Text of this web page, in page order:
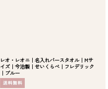
レオ・レオニ｜名入れバースタオル｜Mサ
イズ｜今治製｜せいくらべ｜フレデリック
｜ブルー